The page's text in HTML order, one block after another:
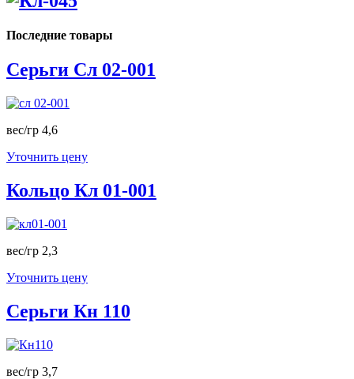
Последние товары
Серьги Сл 02-001
вес/гр 4,6
Уточнить цену
Кольцо Кл 01-001
вес/гр 2,3
Уточнить цену
Серьги Кн 110
вес/гр 3,7